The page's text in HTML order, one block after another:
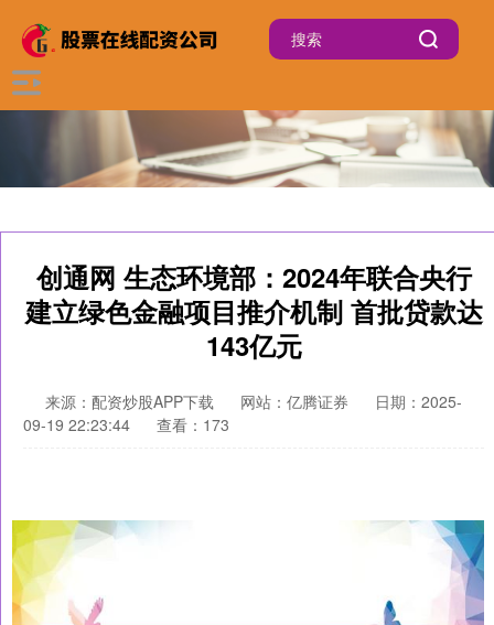
创通网 生态环境部：2024年联合央行
建立绿色金融项目推介机制 首批贷款达
143亿元
来源：配资炒股APP下载 网站：亿腾证券
日期：2025-
09-19 22:23:44
查看：173